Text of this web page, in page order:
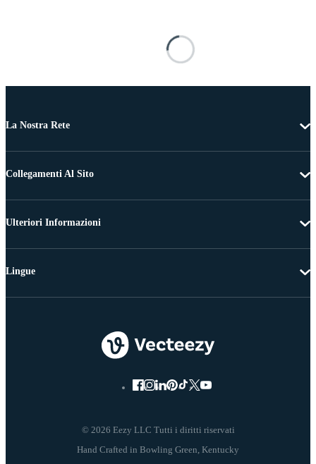
La Nostra Rete
Collegamenti Al Sito
Ulteriori Informazioni
© 2026 Eezy LLC Tutti i diritti riservati
Lingue